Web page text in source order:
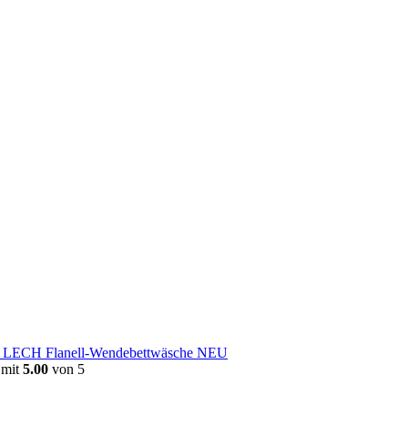
LECH Flanell-Wendebettwäsche NEU
5.00 von 5